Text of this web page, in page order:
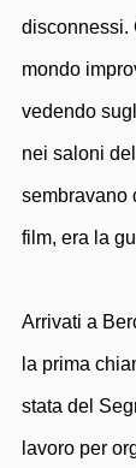
disconnessi.
mondo
vedendo
nei saloni
sembravano
film, era la
Arrivati a
la prima
stata del
lavoro per